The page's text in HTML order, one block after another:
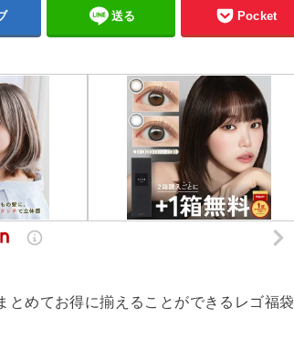
送る Pocket
めてお得に揃えることができるレゴ福袋